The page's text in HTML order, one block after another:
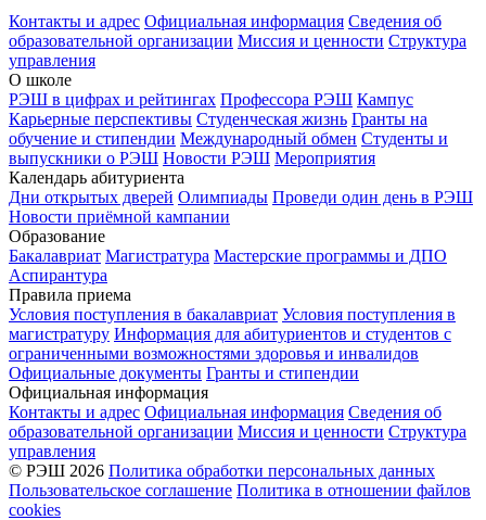
Контакты и адрес Официальная информация Сведения об
образовательной организации Миссия и ценности Структура
управления
О школе
РЭШ в цифрах и рейтингах Профессора РЭШ Кампус
Карьерные перспективы Студенческая жизнь Гранты на
обучение и стипендии Международный обмен Студенты и
выпускники о РЭШ Новости РЭШ Мероприятия
Календарь абитуриента
Дни открытых дверей Олимпиады Проведи один день в РЭШ
Новости приёмной кампании
Образование
Бакалавриат Магистратура Мастерские программы и ДПО
Аспирантура
Правила приема
Условия поступления в бакалавриат Условия поступления в
магистратуру Информация для абитуриентов и студентов с
ограниченными возможностями здоровья и инвалидов
Официальные документы Гранты и стипендии
Официальная информация
Контакты и адрес Официальная информация Сведения об
образовательной организации Миссия и ценности Структура
управления
© РЭШ 2026 Политика обработки персональных данных
Пользовательское соглашение Политика в отношении файлов
cookies